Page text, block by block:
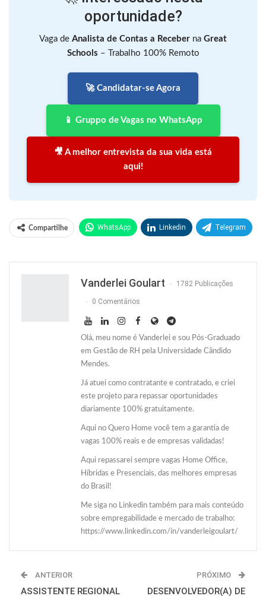
oportunidade?
Vaga de Analista de Contas a Receber na Great
Schools – Trabalho 100% Remoto
🚀 Candidatar-se Agora
📱 Gruppo de Vagas no WhatsApp
🎥 A melhor entrevista da sua vida está
aqui!
Compartilhe WhatsApp Linkedin Telegram
Vanderlei Goulart 1782 Publicações
0 Comentários
Olá, meu nome é Vanderlei e sou Pós-Graduado
em Gestão de RH pela Universidade Cândido
Mendes.
Já atuei como contratante e contratado, e criei
este projeto para repassar oportunidades
diariamente 100% gratuitamente.
Aqui no Quero Home você tem a garantia de
vagas 100% reais e de empresas validadas!
Aqui repassarei sempre vagas Home Office,
Híbridas e Presenciais, das melhores empresas
do Brasil!
Me siga no Linkedin também para mais conteúdo
sobre empregabilidade e mercado de trabalho:
https://www.linkedin.com/in/vanderleigoulart/
ANTERIOR
ASSISTENTE REGIONAL
PRÓXIMO
DESENVOLVEDOR(A) DE